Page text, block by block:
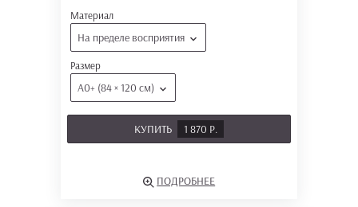
Материал
На пределе восприятия
Размер
А0+ (84 × 120 см)
КУПИТЬ 1 870 Р.
ПОДРОБНЕЕ